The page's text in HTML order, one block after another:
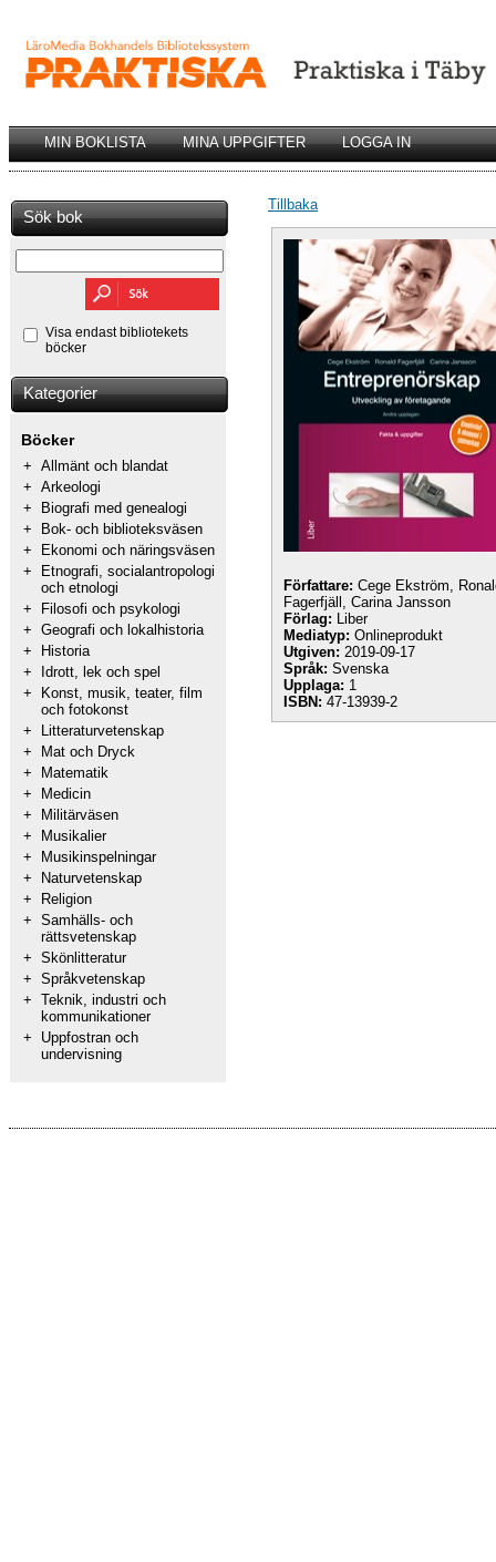
MIN BOKLISTA MINA UPPGIFTER LOGGA IN
Sök bok
Visa endast bibliotekets
böcker
Kategorier
Böcker
+ Allmänt och blandat
+ Arkeologi
+
Biografi med genealogi
+
Bok- och biblioteksväsen
+
Ekonomi och näringsväsen
+
Etnografi, socialantropologi
och etnologi
+
Filosofi och psykologi
+ Geografi och lokalhistoria
+
Historia
+
Idrott, lek och spel
+
Konst, musik, teater, film
och fotokonst
+
Litteraturvetenskap
+
Mat och Dryck
+
Matematik
+
Medicin
+
Militärväsen
+
Musikalier
+
Musikinspelningar
+
Naturvetenskap
+
Religion
+ Samhälls- och
rättsvetenskap
+ Skönlitteratur
+ Språkvetenskap
+ Teknik, industri och
kommunikationer
+
Uppfostran och
undervisning
Tillbaka
Författare: Cege Ekström,
Fagerfjäll, Carina Jansson
Förlag: Liber
Mediatyp: Onlineprodukt
Utgiven: 2019-09-17
Språk: Svenska
Upplaga: 1
ISBN: 47-13939-2